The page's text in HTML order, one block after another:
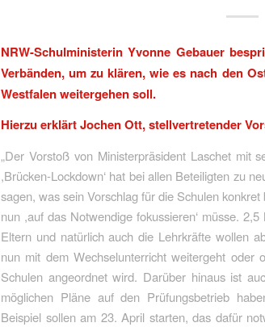
NRW-Schulministerin Yvonne Gebauer
Verbänden, um zu klären, wie es nach den
Westfalen weitergehen soll.
Hierzu erklärt Jochen Ott, stellvertretender
„Der Vorstoß von Ministerpräsident Laschet mit
,Brücken-Lockdown‘ hat bei allen Beteiligten zu
sagen, was sein Vorschlag für die Schulen
nun ,auf das Notwendige fokussieren‘ müsse.
Eltern und natürlich auch die Lehrkräfte wollen
nun mit dem Wechselunterricht weitergeht oder
Schulen angeordnet wird. Darüber hinaus ist
möglichen Pläne auf den Prüfungsbetrieb
Beispiel sollen am 23. April starten, das dafür